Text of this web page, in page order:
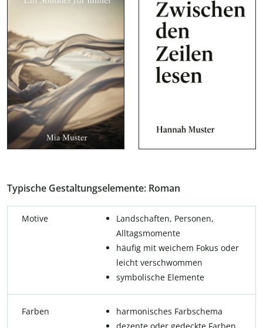
Typische Gestaltungselemente: Roman
Motive
Landschaften, Personen,
Alltagsmomente
häufig mit weichem Fokus oder
leicht verschwommen
symbolische Elemente
Farben
harmonisches Farbschema